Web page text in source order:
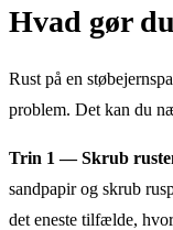
Hvad gør
Rust på en
problem. Det kan du
Trin 1 — Skrub
sandpapir og skrub
det eneste tilfælde,